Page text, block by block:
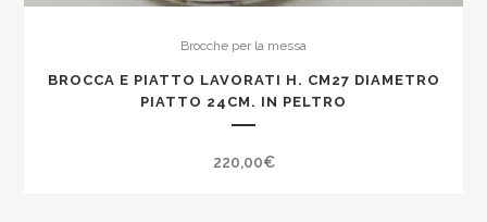
Brocche per la messa
BROCCA E PIATTO LAVORATI H. CM27 DIAMETRO
PIATTO 24CM. IN PELTRO
220,00€